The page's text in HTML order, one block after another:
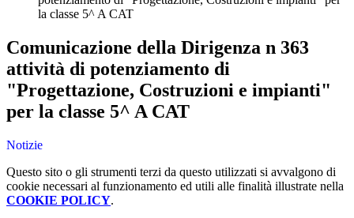
la classe 5^ A CAT
Comunicazione della Dirigenza n 363
attività di potenziamento di
"Progettazione, Costruzioni e impianti"
per la classe 5^ A CAT
Notizie
Questo sito o gli strumenti terzi da questo utilizzati si avvalgono di
cookie necessari al funzionamento ed utili alle finalità illustrate nella
COOKIE POLICY.